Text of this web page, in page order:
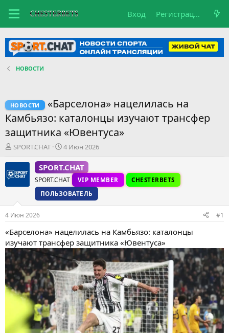
Вход Регистрация
НОВОСТИ
НОВОСТИ
«Барселона» нацелилась на
Камбьязо: каталонцы изучают трансфер
защитника «Ювентуса»
А
т
о
е
м
ы
SPORT.CHAT
Д
т
а
н
а
ч
л
а
4 Июн 2026
SPORT.CHAT
SPORT.CHAT VIP MEMBER
CHESTERBETS
ПОЛЬЗОВАТЕЛЬ
4 Июн 2026 #1
«Барселона» нацелилась на Камбьязо: каталонцы
изучают трансфер защитника «Ювентуса»